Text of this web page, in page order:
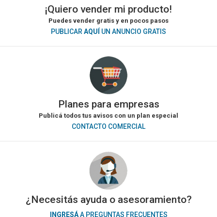
¡Quiero vender mi producto!
Puedes vender gratis y en pocos pasos
PUBLICAR AQUÍ UN ANUNCIO GRATIS
Planes para empresas
Publicá todos tus avisos con un plan especial
CONTACTO COMERCIAL
¿Necesitás ayuda o asesoramiento?
INGRESÁA PREGUNTAS FRECUENTES